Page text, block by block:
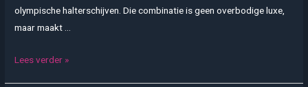
olympische halterschijven. Die combinatie is geen overbodige luxe,
maar maakt …
Waarom
Lees verder »